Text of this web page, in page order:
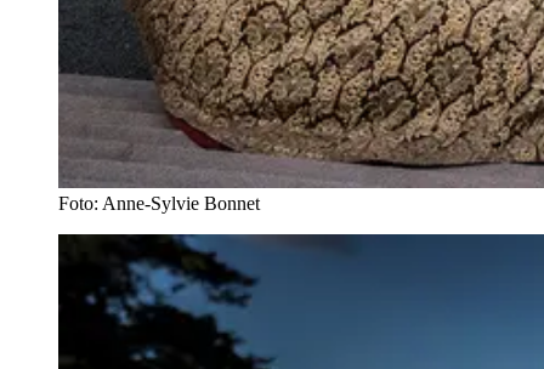
Foto: Anne-Sylvie Bonnet